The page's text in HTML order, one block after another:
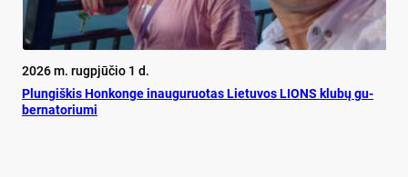
2026 m. rugpjūčio 1 d.
Plun­giš­kis Hon­kon­ge inau­gu­ruo­tas Lie­tu­vos LIONS klu­bų gu­
ber­na­to­riu­mi